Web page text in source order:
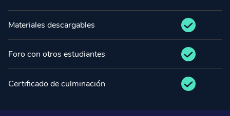
Materiales descargables
Foro con otros estudiantes
Certificado de culminación